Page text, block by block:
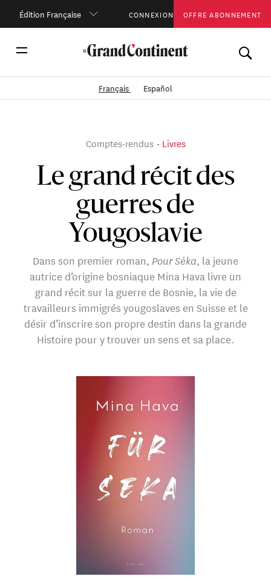
Édition Française CONNEXION OFFRE ABONNEMENT
Français Español
Le grand récit des
guerres de
Yougoslavie
Dans son premier roman, Pour Séka, la jeune
autrice d’origine bosniaque Mina Hava livre un
grand récit sur la guerre de Bosnie, la vie de
travailleurs immigrés yougoslaves en Suisse et le
désir d’inscrire son propre destin dans la grande
Histoire pour y trouver un sens et sa place.
Comptes-rendus Livres